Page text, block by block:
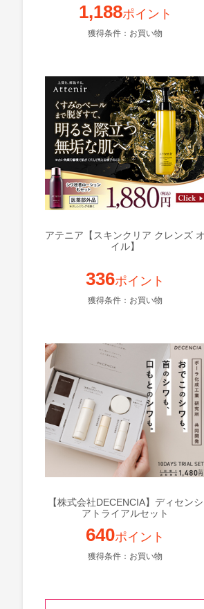
1,188ポイント
獲得条件：お買い物
アテニア【スキンクリア クレンズ オ
イル】
336ポイント
獲得条件：お買い物
【株式会社DECENCIA】ディセンシ
アトライアルセット
640ポイント
獲得条件：お買い物